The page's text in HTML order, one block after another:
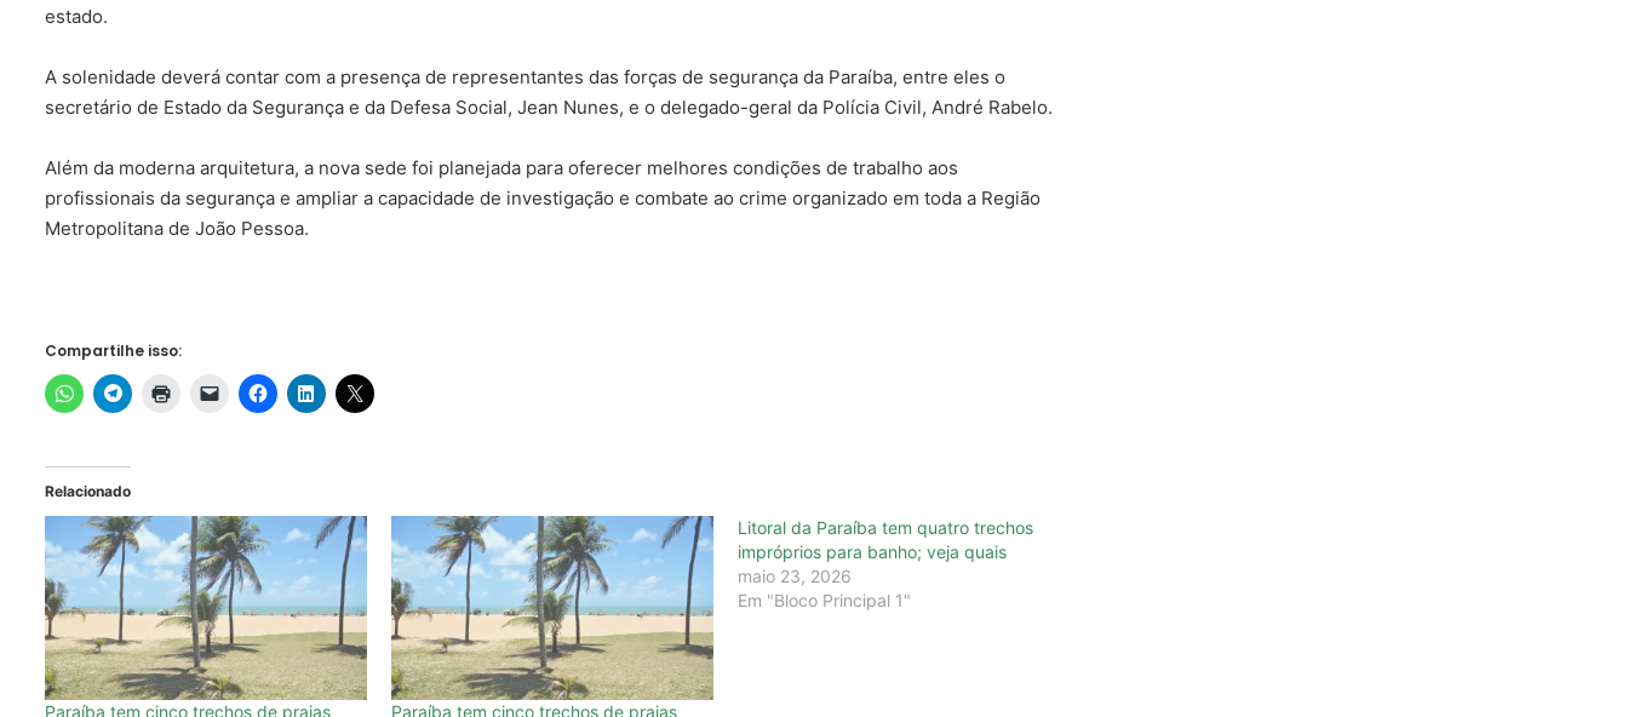
estado.
A solenidade deverá contar com a presença de representantes das forças de segurança da Paraíba, entre eles o
secretário de Estado da Segurança e da Defesa Social, Jean Nunes, e o delegado-geral da Polícia Civil, André Rabelo.
Além da moderna arquitetura, a nova sede foi planejada para oferecer melhores condições de trabalho aos
profissionais da segurança e ampliar a capacidade de investigação e combate ao crime organizado em toda a Região
Metropolitana de João Pessoa.
Compartilhe isso:
Relacionado
Paraíba tem cinco trechos de praias
Paraíba tem cinco trechos de praias
Litoral da Paraíba tem quatro trechos
impróprios para banho; veja quais
maio 23, 2026
Em "Bloco Principal 1"